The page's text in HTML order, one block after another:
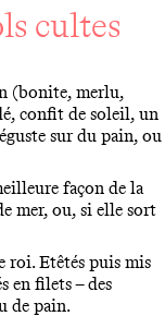
cultes
(bonite, merlu,
confit de soleil, un
sur du pain, ou
façon de la
mer, ou, si elle sort
roi. Etêtés puis mis
en filets – des
de pain.